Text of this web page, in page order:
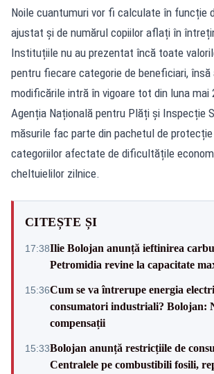
Noile cuantumuri vor fi calculate în funcție
ajustat și de numărul copiilor aflați în
Instituțiile nu au prezentat încă toate
pentru fiecare categorie de beneficiari,
modificările intră în vigoare tot din luna mai
Agenția Națională pentru Plăți și Inspecție
măsurile fac parte din pachetul de
categoriilor afectate de dificultățile
cheltuielilor zilnice.
CITEȘTE ȘI
17:38Ilie Bolojan anunță ieftinirea
Petromidia revine la capacitate
15:36Cum se va întrerupe energia
consumatori industriali? Bolojan:
compensații
15:33Bolojan anunță restricțiile de
Centralele pe combustibili fosili,